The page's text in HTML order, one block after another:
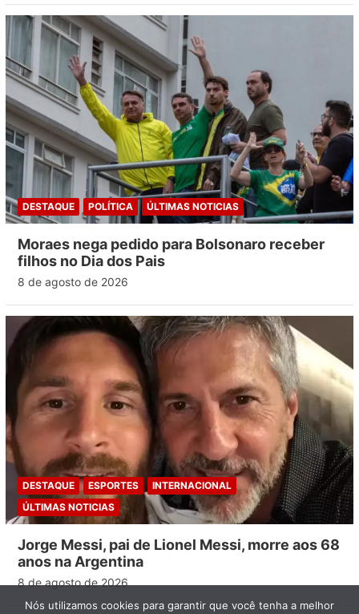
DESTAQUE POLÍTICA ÚLTIMAS NOTICIAS
Moraes nega pedido para Bolsonaro receber
filhos no Dia dos Pais
8 de agosto de 2026
DESTAQUE ESPORTES
INTERNACIONAL
ÚLTIMAS NOTICIAS
Jorge Messi, pai de Lionel Messi, morre aos 68
anos na Argentina
8 de agosto de 2026
Nós utilizamos cookies para garantir que você tenha a melhor